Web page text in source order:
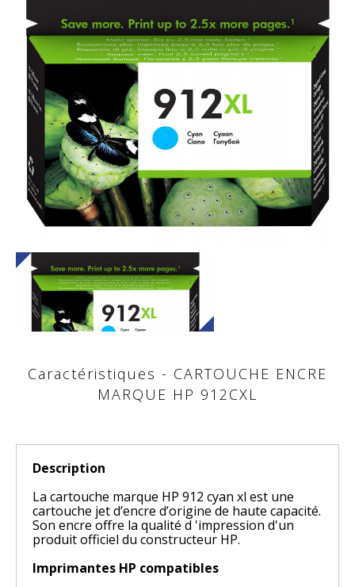
Caractéristiques - CARTOUCHE ENCRE
MARQUE HP 912CXL
Description
La cartouche marque HP 912 cyan xl est une
cartouche jet d’encre d’origine de haute capacité.
Son encre offre la qualité d 'impression d'un
produit officiel du constructeur HP.
Imprimantes HP compatibles